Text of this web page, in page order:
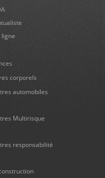
ligne
corporels
automobiles
Multirisque
responsabilité